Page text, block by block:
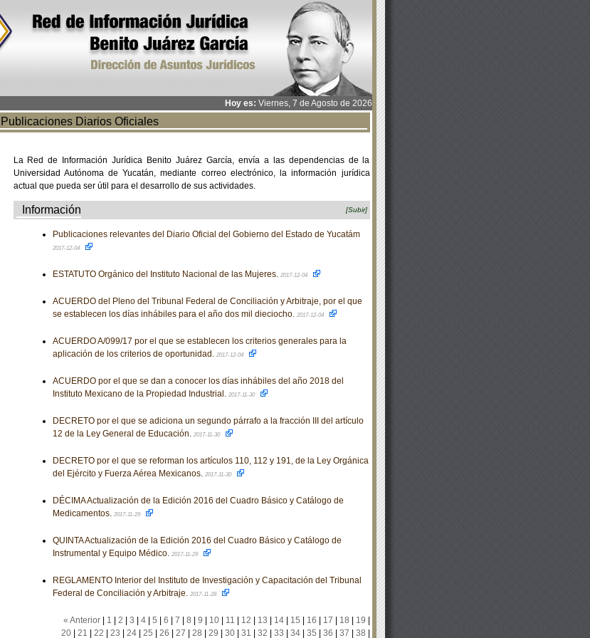
Hoy es: Viernes, 7 de Agosto de 2026
Publicaciones Diarios Oficiales
La Red de Información Jurídica Benito Juárez García, envía a las dependencias de la
Universidad Autónoma de Yucatán, mediante correo electrónico, la información jurídica
actual que pueda ser útil para el desarrollo de sus actividades.
Información [Subir]
Publicaciones relevantes del Diario Oficial del Gobierno del Estado de Yucatám
2017-12-04
ESTATUTO Orgánico del Instituto Nacional de las Mujeres. 2017-12-04
ACUERDO del Pleno del Tribunal Federal de Conciliación y Arbitraje, por el que
se establecen los días inhábiles para el año dos mil dieciocho. 2017-12-04
ACUERDO A/099/17 por el que se establecen los criterios generales para la
aplicación de los criterios de oportunidad. 2017-12-04
ACUERDO por el que se dan a conocer los días inhábiles del año 2018 del
Instituto Mexicano de la Propiedad Industrial. 2017-11-30
DECRETO por el que se adiciona un segundo párrafo a la fracción III del artículo
12 de la Ley General de Educación. 2017-11-30
DECRETO por el que se reforman los artículos 110, 112 y 191, de la Ley Orgánica
del Ejército y Fuerza Aérea Mexicanos. 2017-11-30
DÉCIMA Actualización de la Edición 2016 del Cuadro Básico y Catálogo de
Medicamentos. 2017-11-29
QUINTA Actualización de la Edición 2016 del Cuadro Básico y Catálogo de
Instrumental y Equipo Médico. 2017-11-29
REGLAMENTO Interior del Instituto de Investigación y Capacitación del Tribunal
Federal de Conciliación y Arbitraje. 2017-11-28
« Anterior| 1 2 3 4| 5 6 7 8 9 10| 11 12 13 14| 15 16 17 18 19
20| 21 22 23 24| 25 26 27 28 29 30| 31 32 33 34| 35 36 37 38